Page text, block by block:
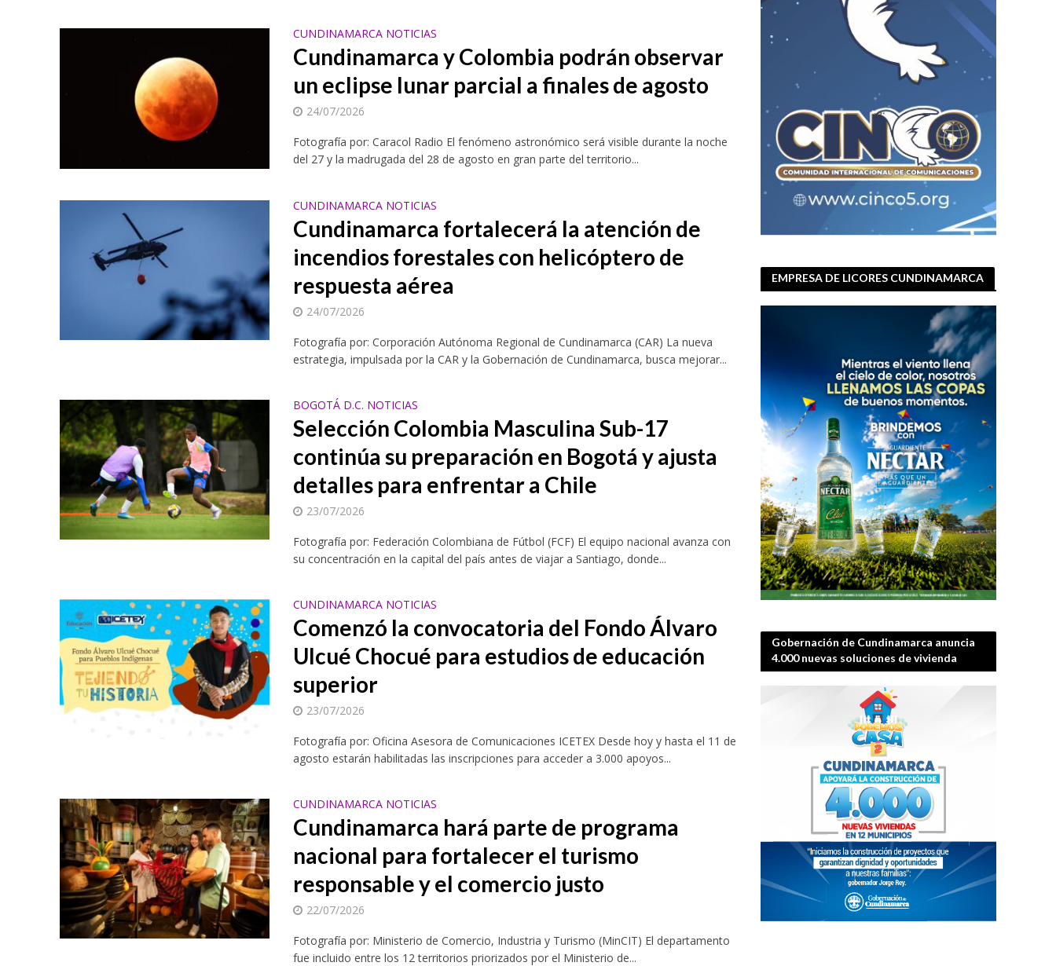
CUNDINAMARCA NOTICIAS
Cundinamarca y Colombia podrán observar
un eclipse lunar parcial a finales de agosto
24/07/2026
Fotografía por: Caracol Radio El fenómeno astronómico será visible durante la noche
del 27 y la madrugada del 28 de agosto en gran parte del territorio...
CUNDINAMARCA NOTICIAS
Cundinamarca fortalecerá la atención de
incendios forestales con helicóptero de
respuesta aérea
24/07/2026
Fotografía por: Corporación Autónoma Regional de Cundinamarca (CAR) La nueva
estrategia, impulsada por la CAR y la Gobernación de Cundinamarca, busca mejorar...
BOGOTÁ D.C. NOTICIAS
Selección Colombia Masculina Sub-17
continúa su preparación en Bogotá y ajusta
detalles para enfrentar a Chile
23/07/2026
Fotografía por: Federación Colombiana de Fútbol (FCF) El equipo nacional avanza con
su concentración en la capital del país antes de viajar a Santiago, donde...
CUNDINAMARCA NOTICIAS
Comenzó la convocatoria del Fondo Álvaro
Ulcué Chocué para estudios de educación
superior
23/07/2026
Fotografía por: Oficina Asesora de Comunicaciones ICETEX Desde hoy y hasta el 11 de
agosto estarán habilitadas las inscripciones para acceder a 3.000 apoyos...
CUNDINAMARCA NOTICIAS
Cundinamarca hará parte de programa
nacional para fortalecer el turismo
responsable y el comercio justo
22/07/2026
Fotografía por: Ministerio de Comercio, Industria y Turismo (MinCIT) El departamento
fue incluido entre los 12 territorios priorizados por el Ministerio de...
EMPRESA DE LICORES CUNDINAMARCA
Gobernación de Cundinamarca anuncia
4.000 nuevas soluciones de vivienda